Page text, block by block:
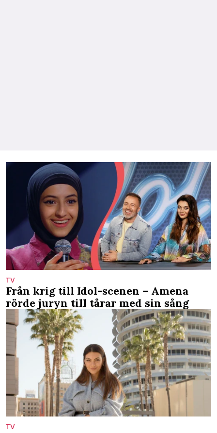
TV
Från krig till Idol-scenen – Amena
rörde juryn till tårar med sin sång
TV